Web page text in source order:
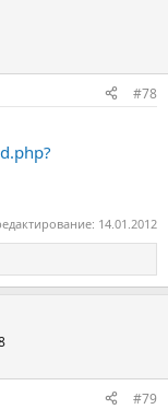
#78
14.01.2012
#79